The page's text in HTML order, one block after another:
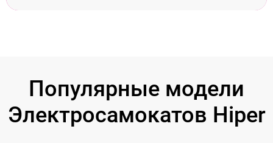
Популярные модели
Электросамокатов Hiper